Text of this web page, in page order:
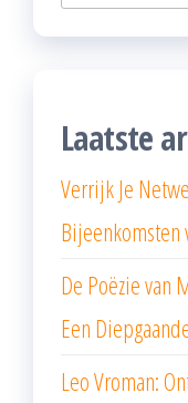
Laatste
Verrijk Je
Bijeenkomsten
De Poëzie van
Een
Leo Vroman: